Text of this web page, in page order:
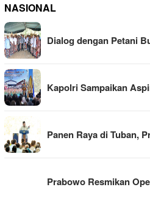
NASIONAL
Dialog dengan Petani
Kapolri Sampaikan
Panen Raya di Tuban,
Prabowo Resmikan